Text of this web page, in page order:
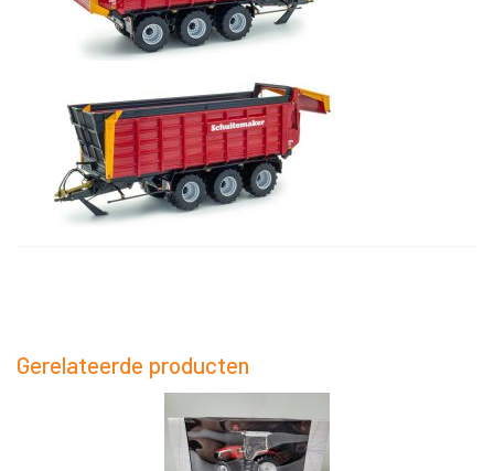
Gerelateerde producten